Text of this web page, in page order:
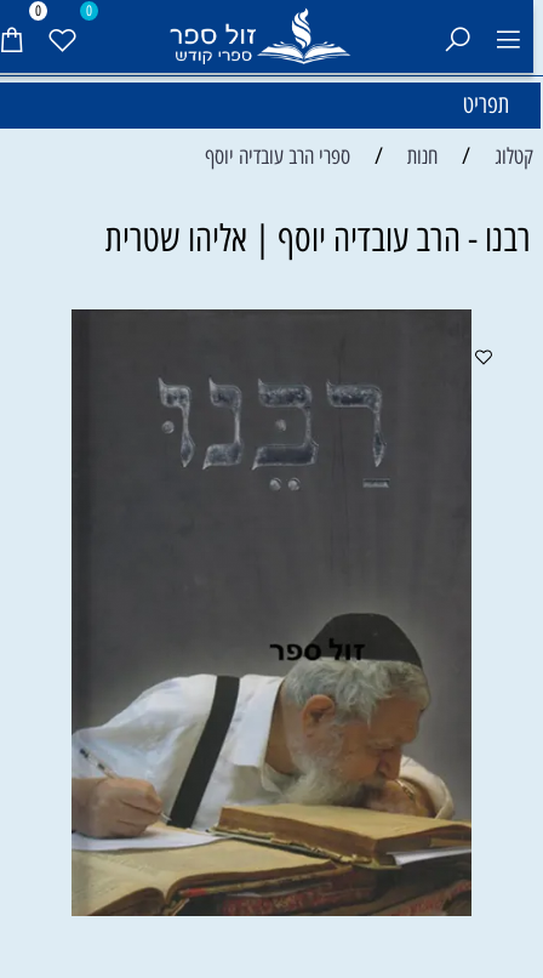
0 0
תפריט
קטלוג / חנות / ספרי הרב עובדיה יוסף
רבנו - הרב עובדיה יוסף | אליהו שטרית